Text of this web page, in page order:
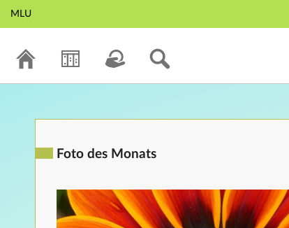
MLU
Foto des Monats